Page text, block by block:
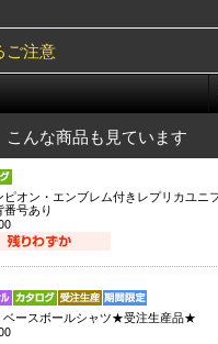
ご注意
んな商品も見ています
ピオン・エンブレム付きレプリカユニ
番号あり
ベースボールシャツ★受注生産品★